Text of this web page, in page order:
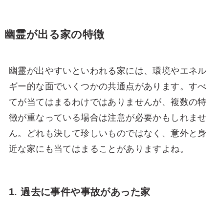
幽霊が出る家の特徴
幽霊が出やすいといわれる家には、環境やエネル
ギー的な面でいくつかの共通点があります。すべ
てが当てはまるわけではありませんが、複数の特
徴が重なっている場合は注意が必要かもしれませ
ん。どれも決して珍しいものではなく、意外と身
近な家にも当てはまることがありますよね。
1. 過去に事件や事故があった家